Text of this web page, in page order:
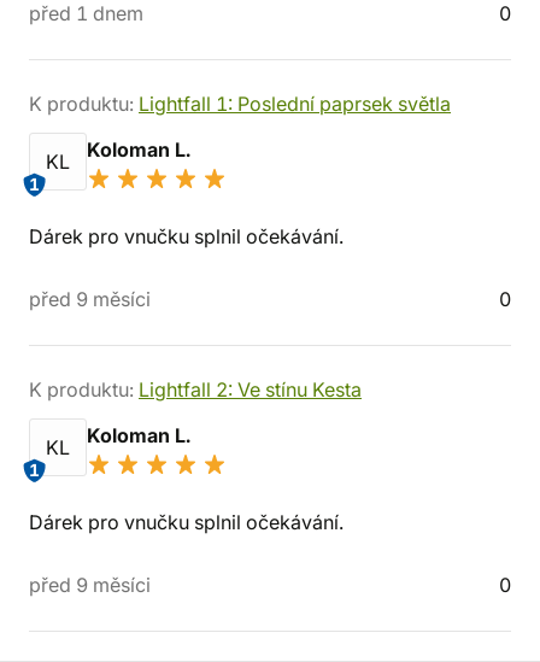
před 1 dnem 0
K produktu: Lightfall 1: Poslední paprsek světla
KL
1
Koloman L.
Dárek pro vnučku splnil očekávání.
před 9 měsíci 0
K produktu: Lightfall 2: Ve stínu Kesta
KL
1
Koloman L.
Dárek pro vnučku splnil očekávání.
před 9 měsíci 0